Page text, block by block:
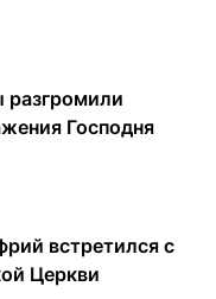
разгромили
Господня
встретился с
Церкви